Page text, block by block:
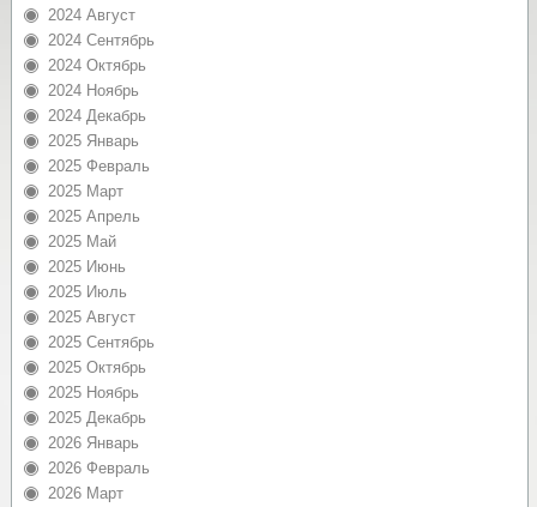
2024 Август
2024 Сентябрь
2024 Октябрь
2024 Ноябрь
2024 Декабрь
2025 Январь
2025 Февраль
2025 Март
2025 Апрель
2025 Май
2025 Июнь
2025 Июль
2025 Август
2025 Сентябрь
2025 Октябрь
2025 Ноябрь
2025 Декабрь
2026 Январь
2026 Февраль
2026 Март